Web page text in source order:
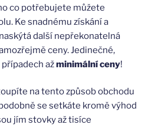
co potřebujete můžete
Ke snadnému získání a
další nepřekonatelná
ceny. Jedinečné,
ažminimální ceny!
na tento způsob obchodu
se setkáte kromě výhod
jím stovky až tisíce